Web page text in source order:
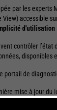
par les experts
accessible
d'utilisation
contrôler l’état
portail de
mise à jour